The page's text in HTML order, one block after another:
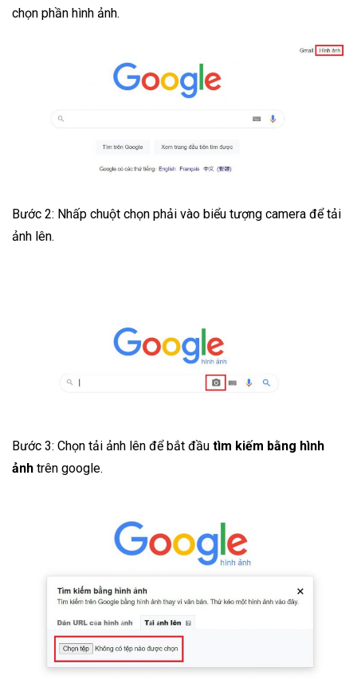
chọn phần hình ảnh.
Bước 2: Nhấp chuột chọn phải vào biểu tượng camera để tải
ảnh lên.
Bước 3: Chọn tải ảnh lên để bắt đầu tìm kiếm bằng hình
ảnh trên google.